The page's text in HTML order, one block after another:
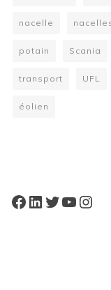
nacelle
potain Scania
transport UFL
éolien
Facebook
LinkedIn
Twitter